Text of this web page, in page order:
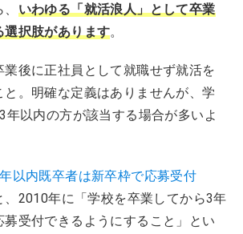
いわゆる「就活浪人」として卒業
択肢があります。
業後に正社員として就職せず就活を
。明確な定義はありませんが、学
年以内の方が該当する場合が多いよ
以内既卒者は新卒枠で応募受付
、2010年に「学校を卒業してから3年
募受付できるようにすること」とい